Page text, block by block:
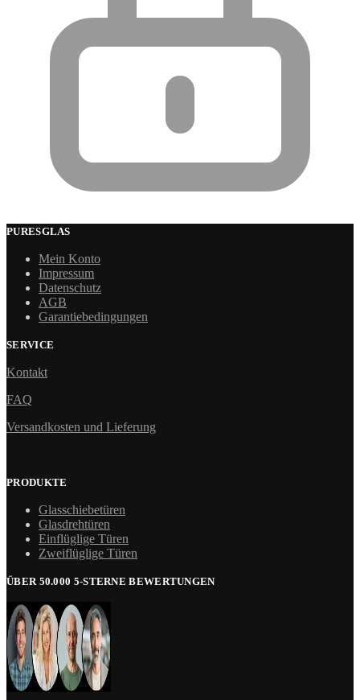
PURESGLAS
Mein Konto
Impressum
Datenschutz
AGB
Garantiebedingungen
SERVICE
Kontakt
FAQ
Versandkosten und Lieferung
PRODUKTE
Glasschiebetüren
Glasdrehtüren
Einflüglige Türen
Zweiflüglige Türen
ÜBER 50.000 5-STERNE BEWERTUNGEN